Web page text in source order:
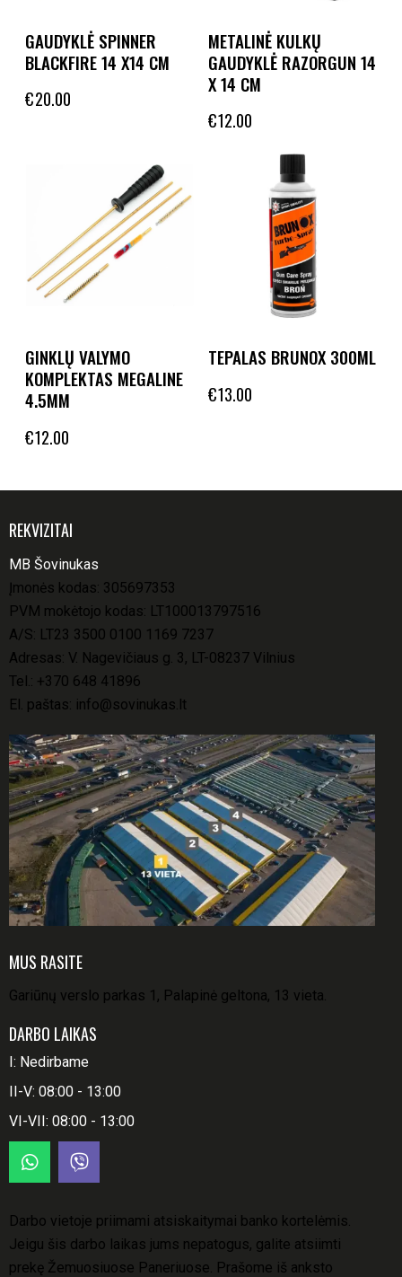
GAUDYKLĖ SPINNER
BLACKFIRE 14 X14 CM
€20.00
METALINĖ KULKŲ
GAUDYKLĖ RAZORGUN 14
X 14 CM
€12.00
GINKLŲ VALYMO
KOMPLEKTAS MEGALINE
4.5MM
€12.00
TEPALAS BRUNOX 300ML
€13.00
REKVIZITAI
MB Šovinukas
Įmonės kodas: 305697353
PVM mokėtojo kodas: LT100013797516
A/S: LT23 3500 0100 1169 7237
Adresas: V. Nagevičiaus g. 3, LT-08237 Vilnius
Tel.: +370 648 41896
El. paštas: info@sovinukas.lt
MUS RASITE
Gariūnų verslo parkas 1, Palapinė geltona, 13 vieta.
DARBO LAIKAS
I: Nedirbame
II-V: 08:00 - 13:00
VI-VII: 08:00 - 13:00
Darbo vietoje priimami atsiskaitymai banko kortelėmis.
Jeigu šis darbo laikas jums nepatogus, galite atsiimti
prekę Žemuosiuose Paneriuose. Prašome iš anksto